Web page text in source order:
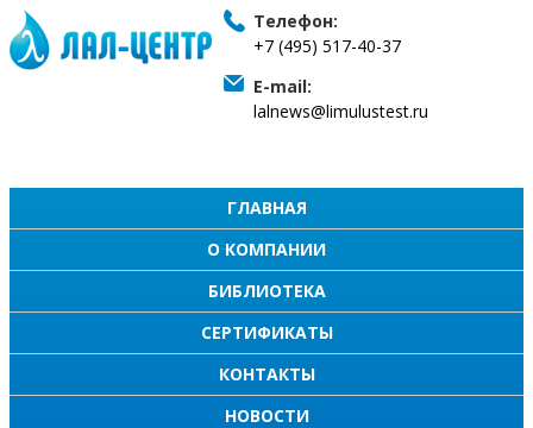
Телефон:
+7 (495) 517-40-37
E-mail:
lalnews@limulustest.ru
ГЛАВНАЯ
О КОМПАНИИ
БИБЛИОТЕКА
СЕРТИФИКАТЫ
КОНТАКТЫ
НОВОСТИ